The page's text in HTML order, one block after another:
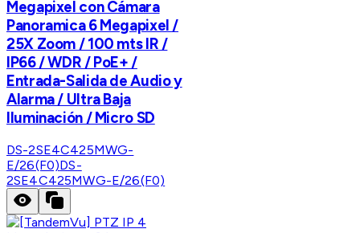
Megapixel con Cámara
Panoramica 6 Megapixel /
25X Zoom / 100 mts IR /
IP66 / WDR / PoE+ /
Entrada-Salida de Audio y
Alarma / Ultra Baja
Iluminación / Micro SD
DS-2SE4C425MWG-
E/26(F0)DS-
2SE4C425MWG-E/26(F0)